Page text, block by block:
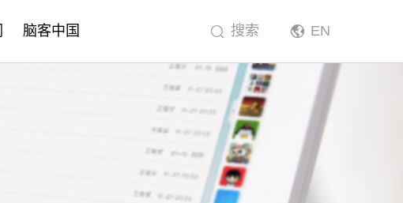
脑客中国 EN
搜索